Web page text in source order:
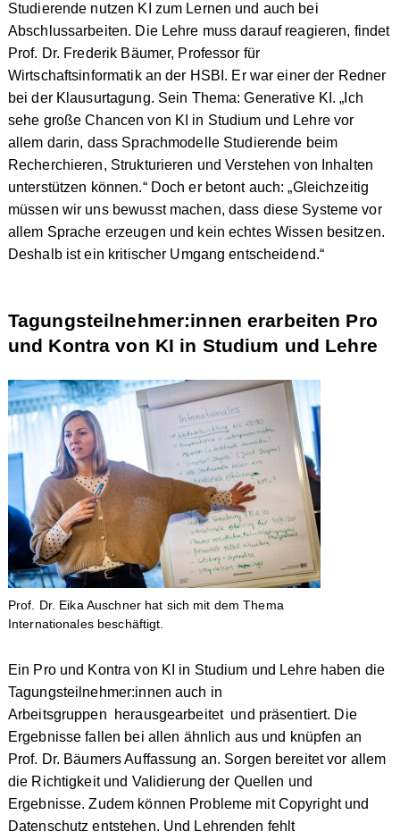
Studierende nutzen KI zum Lernen und auch bei
Abschlussarbeiten. Die Lehre muss darauf reagieren, findet
Prof. Dr. Frederik Bäumer, Professor für
Wirtschaftsinformatik an der HSBI. Er war einer der Redner
bei der Klausurtagung. Sein Thema: Generative KI. „Ich
sehe große Chancen von KI in Studium und Lehre vor
allem darin, dass Sprachmodelle Studierende beim
Recherchieren, Strukturieren und Verstehen von Inhalten
unterstützen können.“ Doch er betont auch: „Gleichzeitig
müssen wir uns bewusst machen, dass diese Systeme vor
allem Sprache erzeugen und kein echtes Wissen besitzen.
Deshalb ist ein kritischer Umgang entscheidend.“
Tagungsteilnehmer:innen erarbeiten Pro
und Kontra von KI in Studium und Lehre
Prof. Dr. Eika Auschner hat sich mit dem Thema
Internationales beschäftigt.
Ein Pro und Kontra von KI in Studium und Lehre haben die
Tagungsteilnehmer:innen auch in
Arbeitsgruppen herausgearbeitet und präsentiert. Die
Ergebnisse fallen bei allen ähnlich aus und knüpfen an
Prof. Dr. Bäumers Auffassung an. Sorgen bereitet vor allem
die Richtigkeit und Validierung der Quellen und
Ergebnisse. Zudem können Probleme mit Copyright und
Datenschutz entstehen. Und Lehrenden fehlt